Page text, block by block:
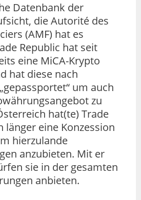
Datenbank der
die Autorité des
(AMF) hat es
Republic hat seit
eine MiCA-Krypto
hat diese nach
um auch
zu
hat(te) Trade
länger eine Konzession
hierzulande
anzubieten. Mit er
sie in der gesamten
anbieten.